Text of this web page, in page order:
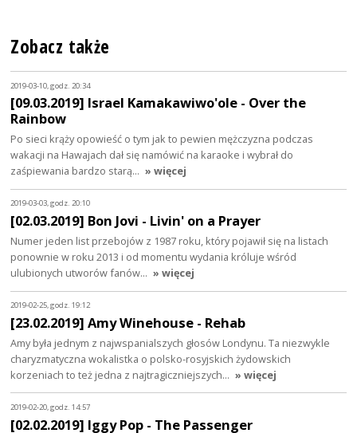
Zobacz także
2019-03-10, godz. 20:34
[09.03.2019] Israel Kamakawiwo'ole - Over the
Rainbow
Po sieci krąży opowieść o tym jak to pewien mężczyzna podczas
wakacji na Hawajach dał się namówić na karaoke i wybrał do
zaśpiewania bardzo starą… » więcej
2019-03-03, godz. 20:10
[02.03.2019] Bon Jovi - Livin' on a Prayer
Numer jeden list przebojów z 1987 roku, który pojawił się na listach
ponownie w roku 2013 i od momentu wydania króluje wśród
ulubionych utworów fanów… » więcej
2019-02-25, godz. 19:12
[23.02.2019] Amy Winehouse - Rehab
Amy była jednym z najwspanialszych głosów Londynu. Ta niezwykle
charyzmatyczna wokalistka o polsko-rosyjskich żydowskich
korzeniach to też jedna z najtragiczniejszych… » więcej
2019-02-20, godz. 14:57
[02.02.2019] Iggy Pop - The Passenger